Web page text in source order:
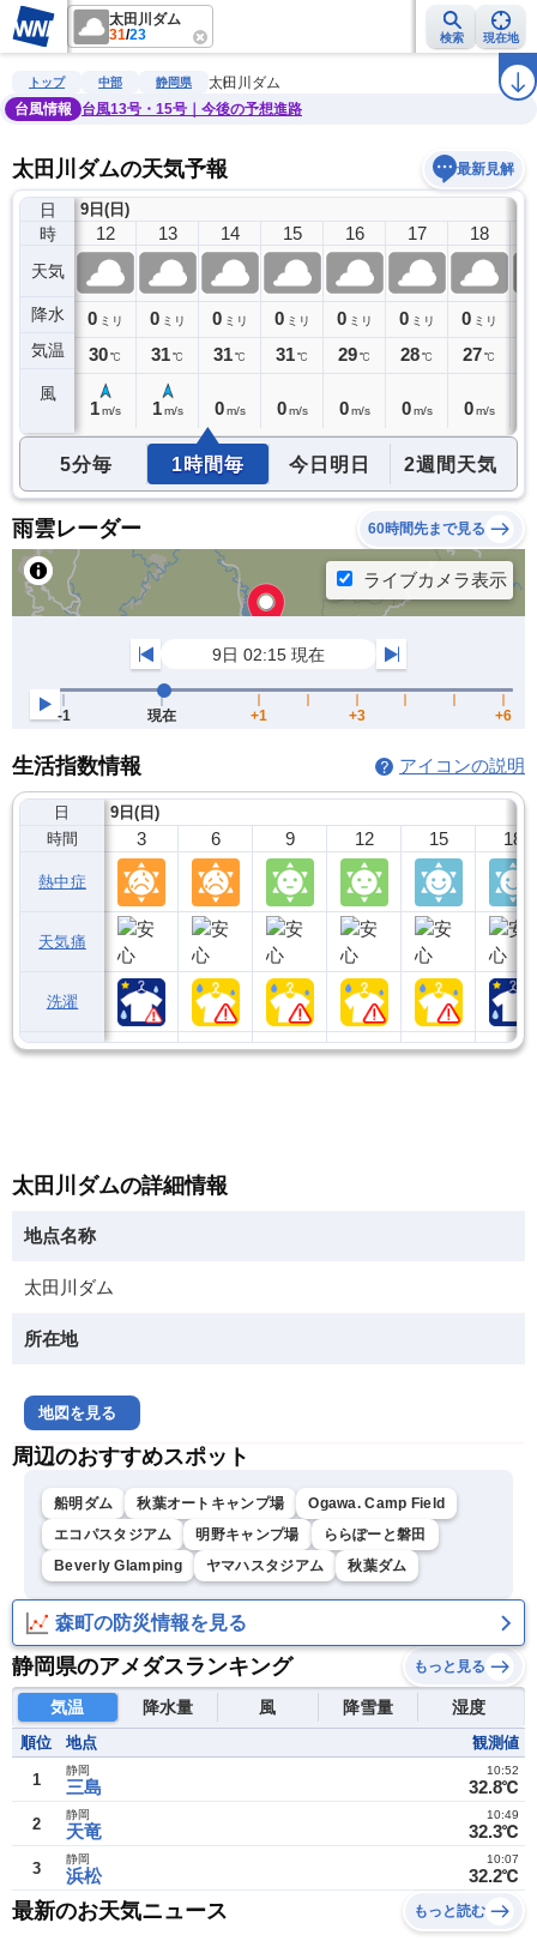
太田川ダム
31/23 検索 現在地
雨雲レーダー 台風情報 地震情報 ラ
トップ 中部 静岡県
太田川ダム
台風情報
台風13号・15号｜今後の予想進路
太田川ダムの天気予報 最新見解
日
時
天気
降水
気温
風
9日(日)
11
0ミリ
29℃
12
0 ミリ
30℃
1 m/s
13
0 ミリ
31℃
1 m/s
14
0 ミリ
31℃
0 m/s
15
0 ミリ
31℃
0 m/s
16
0 ミリ
29℃
0 m/s
17
0 ミリ
28℃
0 m/s
18
0 ミリ
27℃
0 m/s
5分毎 1時間毎 今日明日 2週間天気
雨雲レーダー 60時間先まで見る
生活指数情報 アイコンの説明
日
時間
熱中症
天気痛
洗濯
9日(日)
3 6 9 12 15 18
太田川ダムの詳細情報
地点名称
太田川ダム
所在地
地図を見る
周辺のおすすめスポット
船明ダム 秋葉オートキャンプ場
Ogawa. Camp Field
エコパスタジアム
明野キャンプ場
ららぽーと磐田
Beverly Glamping
ヤマハスタジアム 秋葉ダム
森町の防災情報を見る
静岡県のアメダスランキング もっと見る
気温 降水量 風 降雪量 湿度
順位 地点 観測値
1 三島
静岡
32.8℃
10:52
2 天竜
静岡
32.3℃
10:49
3 浜松
静岡
32.2℃
10:07
最新のお天気ニュース もっと読む